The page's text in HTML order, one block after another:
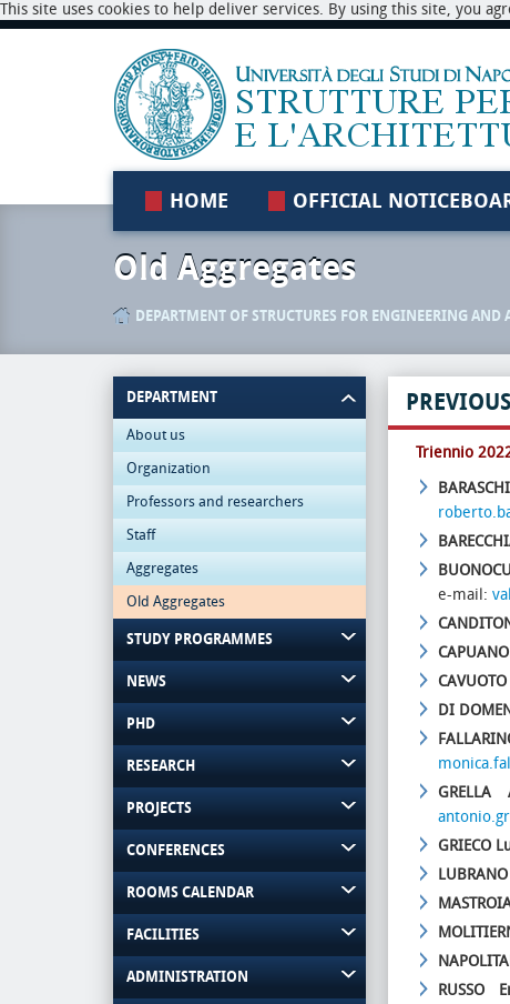
This site uses cookies to help deliver services. By using this site, you
HOME OFFICIAL
Old Aggregates
DEPARTMENT OF STRUCTURES FOR ENGINEERING AND
DEPARTMENT
About us
Organization
Professors and researchers
Staff
Aggregates
Old Aggregates
STUDY PROGRAMMES
NEWS
PHD
RESEARCH
PROJECTS
CONFERENCES
ROOMS CALENDAR
FACILITIES
ADMINISTRATION
Triennio
e-mail:
CAPUANO
DI
GRELLA
GRIECO
RUSSO